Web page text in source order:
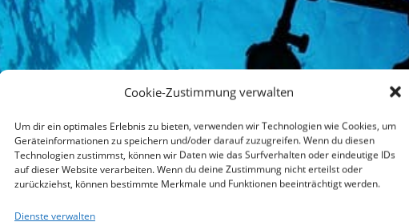
Cookie-Zustimmung verwalten
Um dir ein optimales Erlebnis zu bieten, verwenden wir Technologien wie Cookies, um
Geräteinformationen zu speichern und/oder darauf zuzugreifen. Wenn du diesen
Technologien zustimmst, können wir Daten wie das Surfverhalten oder eindeutige IDs
auf dieser Website verarbeiten. Wenn du deine Zustimmung nicht erteilst oder
zurückziehst, können bestimmte Merkmale und Funktionen beeinträchtigt werden.
Dienste verwalten